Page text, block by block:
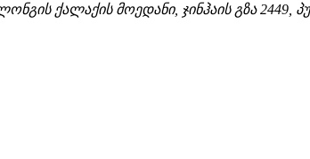
ქალაქის მოედანი, ჯინჰაის გზა 2449,